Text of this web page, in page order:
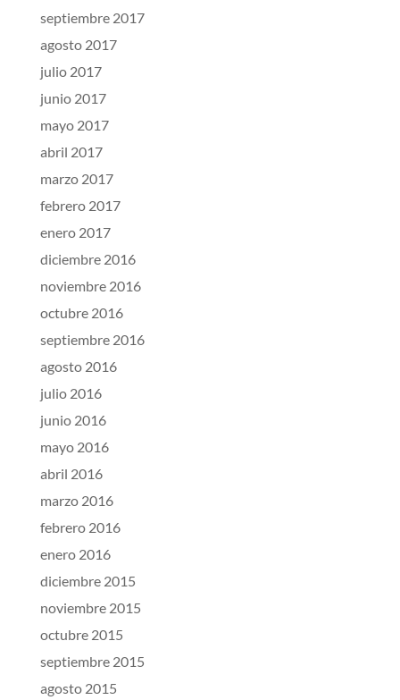
septiembre 2017
agosto 2017
julio 2017
junio 2017
mayo 2017
abril 2017
marzo 2017
febrero 2017
enero 2017
diciembre 2016
noviembre 2016
octubre 2016
septiembre 2016
agosto 2016
julio 2016
junio 2016
mayo 2016
abril 2016
marzo 2016
febrero 2016
enero 2016
diciembre 2015
noviembre 2015
octubre 2015
septiembre 2015
agosto 2015